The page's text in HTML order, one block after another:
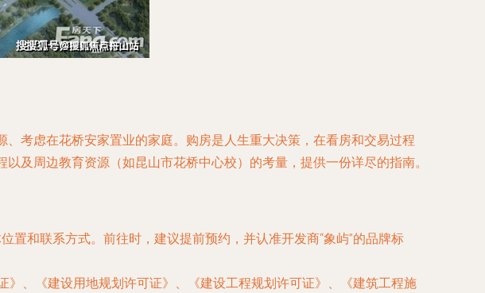
考虑在花桥安家置业的家庭。购房是人生重大决策，在看房和交易过程
及周边教育资源（如昆山市花桥中心校）的考量，提供一份详尽的指南。
置和联系方式。前往时，建议提前预约，并认准开发商“象屿”的品牌标
》、《建设用地规划许可证》、《建设工程规划许可证》、《建筑工程施